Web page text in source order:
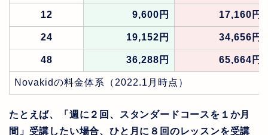
12 9,600円 17,160円
24 19,152円 34,656円
48 36,288円 65,664円
Novakidの料金体系（2022.1月時点）
たとえば、「週に２回、スタンダードコースを１か月
間」受講したい場合、ひと月に８回のレッスンを受講